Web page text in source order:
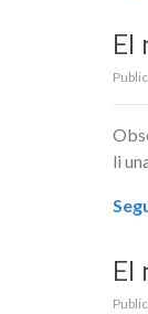
El
li
El